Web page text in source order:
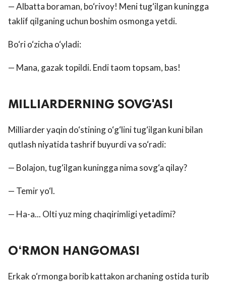
— Albatta boraman, bo‘rivoy! Meni tug‘ilgan kuningga
taklif qilganing uchun boshim osmonga yetdi.
Bo‘ri o‘zicha o‘yladi:
— Mana, gazak topildi. Endi taom topsam, bas!
MILLIARDERNING SOVG'ASI
Milliarder yaqin do‘stining o‘g‘lini tug‘ilgan kuni bilan
qutlash niyatida tashrif buyurdi va so‘radi:
— Bolajon, tug‘ilgan kuningga nima sovg‘a qilay?
— Temir yo‘l.
— Ha-a... Olti yuz ming chaqirimligi yetadimi?
O‘RMON HANGOMASI
Erkak o‘rmonga borib kattakon archaning ostida turib